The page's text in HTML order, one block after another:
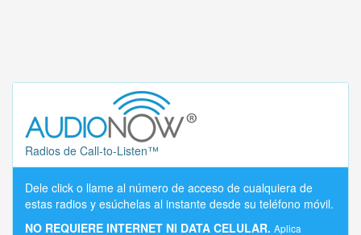
Radios de Call-to-Listen™
Dele click o llame al número de acceso de cualquiera de
estas radios y esúchelas al instante desde su teléfono móvil.
NO REQUIERE INTERNET NI DATA CELULAR. Aplica